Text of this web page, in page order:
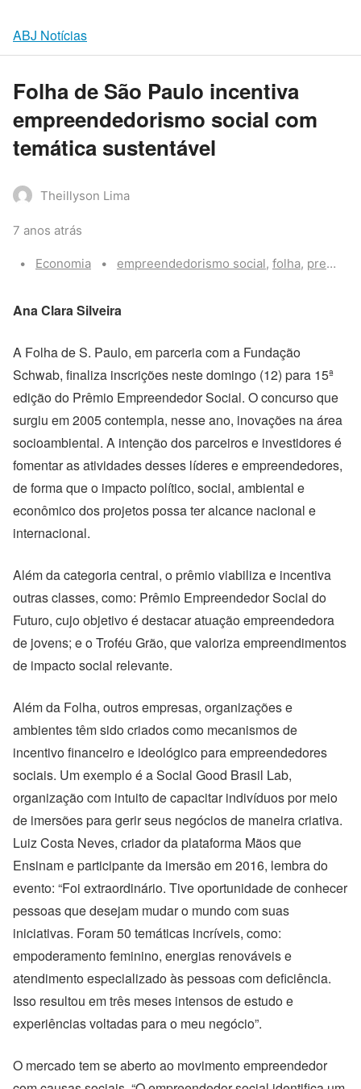
ABJ Notícias
Folha de São Paulo incentiva
empreendedorismo social com
temática sustentável
Theillyson Lima
7 anos atrás
Categories:
Economia Tags:
empreendedorismo social, folha, premio
Ana Clara Silveira
A Folha de S. Paulo, em parceria com a Fundação
Schwab, finaliza inscrições neste domingo (12) para 15ª
edição do Prêmio Empreendedor Social. O concurso que
surgiu em 2005 contempla, nesse ano, inovações na área
socioambiental. A intenção dos parceiros e investidores é
fomentar as atividades desses líderes e empreendedores,
de forma que o impacto político, social, ambiental e
econômico dos projetos possa ter alcance nacional e
internacional.
Além da categoria central, o prêmio viabiliza e incentiva
outras classes, como: Prêmio Empreendedor Social do
Futuro, cujo objetivo é destacar atuação empreendedora
de jovens; e o Troféu Grão, que valoriza empreendimentos
de impacto social relevante.
Além da Folha, outros empresas, organizações e
ambientes têm sido criados como mecanismos de
incentivo financeiro e ideológico para empreendedores
sociais. Um exemplo é a Social Good Brasil Lab,
organização com intuito de capacitar indivíduos por meio
de imersões para gerir seus negócios de maneira criativa.
Luiz Costa Neves, criador da plataforma Mãos que
Ensinam e participante da imersão em 2016, lembra do
evento: “Foi extraordinário. Tive oportunidade de conhecer
pessoas que desejam mudar o mundo com suas
iniciativas. Foram 50 temáticas incríveis, como:
empoderamento feminino, energias renováveis e
atendimento especializado às pessoas com deficiência.
Isso resultou em três meses intensos de estudo e
experiências voltadas para o meu negócio”.
O mercado tem se aberto ao movimento empreendedor